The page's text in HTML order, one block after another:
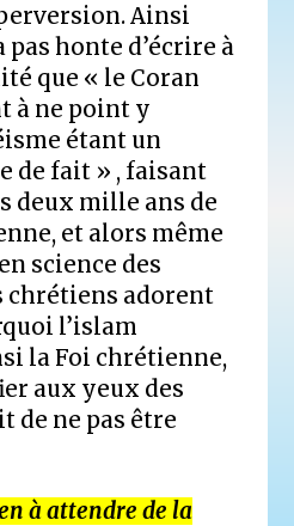
Ainsi
pas honte d’écrire à
que « le Coran
à ne point y
étant un
de fait » , faisant
deux mille ans de
et alors même
science des
chrétiens adorent
l’islam
la Foi chrétienne,
aux yeux des
de ne pas être
à attendre de la